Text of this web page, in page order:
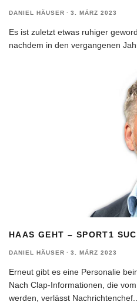
DANIEL HÄUSER · 3. MÄRZ 2023
Es ist zuletzt etwas ruhiger
nachdem in den vergangenen
HAAS GEHT – SPORT1
DANIEL HÄUSER · 3. MÄRZ 2023
Erneut gibt es eine Personalie
Nach Clap-Informationen, die
werden, verlässt Nachrichtenchef